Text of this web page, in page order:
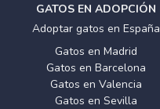
GATOS EN ADOPCIÓN
Adoptar gatos en España
Gatos en Madrid
Gatos en Barcelona
Gatos en Valencia
Gatos en Sevilla